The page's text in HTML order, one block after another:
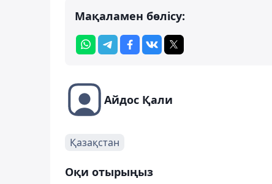
Мақаламен бөлісу:
Айдос Қали
Қазақстан
Оқи отырыңыз